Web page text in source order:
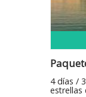
4 días /
estrellas